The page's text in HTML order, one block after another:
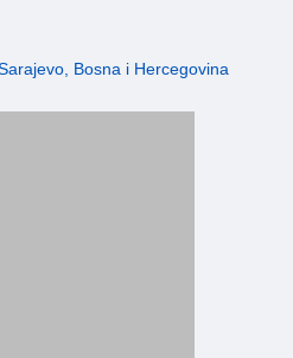
Bosna i Hercegovina